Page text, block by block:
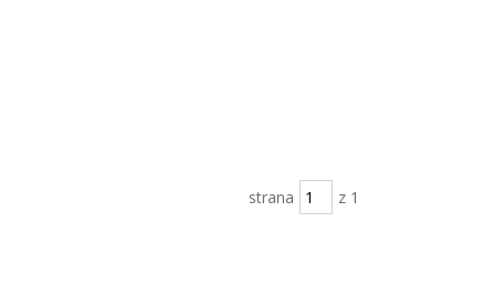
strana z 1